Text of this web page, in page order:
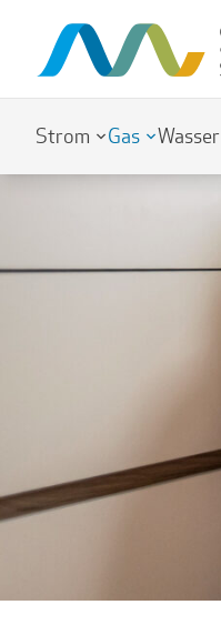
Strom Gas Wasser